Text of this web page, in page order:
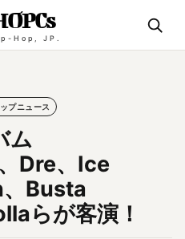
Hop, JP.
プニュース
ム
Dre、Ice
Busta
らが客演！